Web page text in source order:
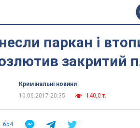
паркан і
закритий
Кримінальні новини
10.06.2017 20:35
140,0 т.
654